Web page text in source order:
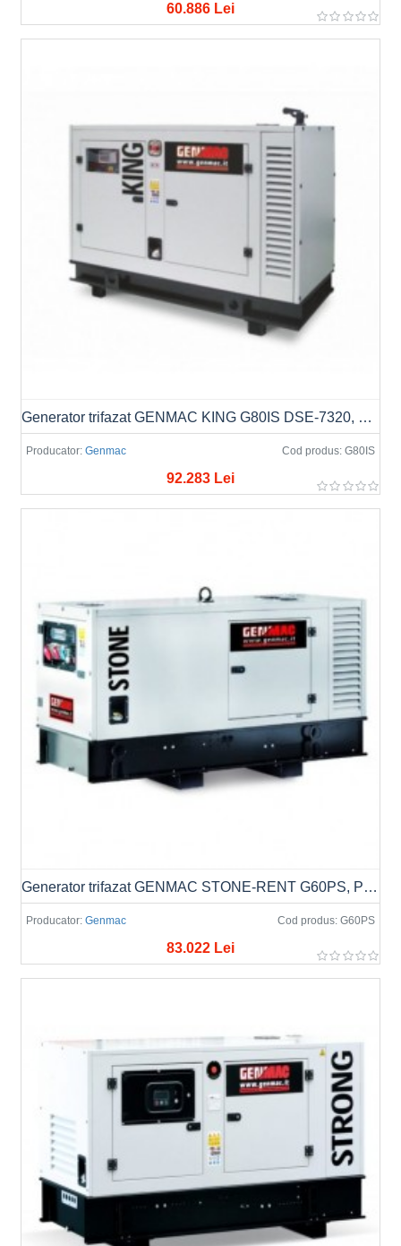
60.886 Lei
Producator: Genmac Cod produs: G80IS
Generator trifazat GENMAC KING G80IS DSE-7320, Putere max. 91.0kVA, 400V, AVR/ATS
92.283 Lei
Producator: Genmac Cod produs: G60PS
Generator trifazat GENMAC STONE-RENT G60PS, Putere max. 66.0kVA/53.0kW, AVR
83.022 Lei